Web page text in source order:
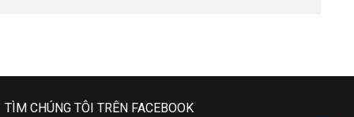
TÌM CHÚNG TÔI TRÊN FACEBOOK